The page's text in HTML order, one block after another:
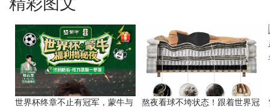
世界杯终章不止有冠军，蒙牛与
熬夜看球不垮状态！跟着世界冠